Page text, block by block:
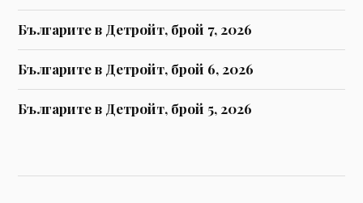
Българите в Детройт, брой 7, 2026
Българите в Детройт, брой 6, 2026
Българите в Детройт, брой 5, 2026